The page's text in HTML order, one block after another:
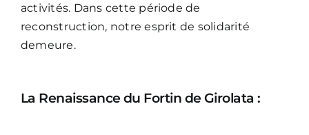
activités. Dans cette période de
reconstruction, notre esprit de solidarité
demeure.
La Renaissance du Fortin de Girolata :